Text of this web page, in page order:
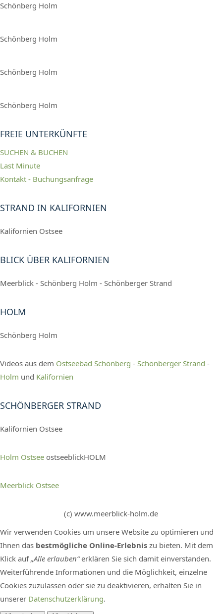
Schönberg Holm
Schönberg Holm
Schönberg Holm
Schönberg Holm
FREIE UNTERKÜNFTE
SUCHEN & BUCHEN
Last Minute
Kontakt - Buchungsanfrage
STRAND IN KALIFORNIEN
Kalifornien Ostsee
BLICK ÜBER KALIFORNIEN
Meerblick - Schönberg Holm - Schönberger Strand
HOLM
Schönberg Holm
Videos aus dem Ostseebad Schönberg - Schönberger Strand -
Holm und Kalifornien
SCHÖNBERGER STRAND
Kalifornien Ostsee
Holm Ostsee ostseeblickHOLM
Meerblick Ostsee
(c) www.meerblick-holm.de
Wir verwenden Cookies um unsere Website zu optimieren und
Ihnen das bestmögliche Online-Erlebnis zu bieten. Mit dem
Klick auf„Alle erlauben“erklären Sie sich damit einverstanden.
Weiterführende Informationen und die Möglichkeit, einzelne
Cookies zuzulassen oder sie zu deaktivieren, erhalten Sie in
unserer Datenschutzerklärung.